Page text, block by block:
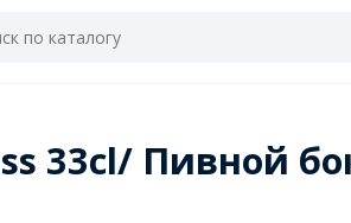
33cl/ Пивной